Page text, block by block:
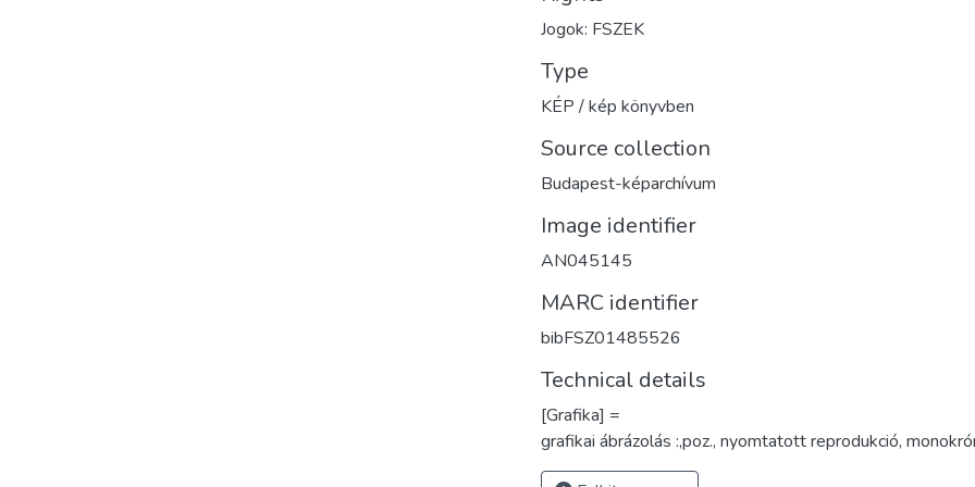
Jogok: FSZEK
Type
KÉP / kép könyvben
Source collection
Budapest-képarchívum
Image identifier
AN045145
MARC identifier
bibFSZ01485526
Technical details
[Grafika] =
grafikai ábrázolás :,poz., nyomtatott reprodukció,